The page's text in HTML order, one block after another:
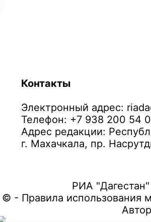
Контакты
Электронный адрес:
Телефон: +7 938 200 54
Адрес редакции:
г. Махачкала, пр.
РИА
© - Правила использования